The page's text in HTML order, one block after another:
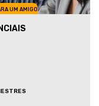
UM AMIGO